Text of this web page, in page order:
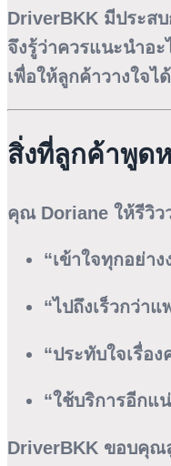
DriverBKK มีประส
จึงรู้ว่าควรแนะนำอะ
เพื่อให้ลูกค้าวางใจไ
สิ่งที่ลูกค้าพูด
คุณ Doriane ให้รีวิว
“เข้าใจทุกอย่า
“ไปถึงเร็วกว่า
“ประทับใจเรื่อ
“ใช้บริการอีกแ
DriverBKK ขอบคุณ